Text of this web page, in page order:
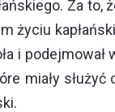
Za to,
życiu
i podejmował
miały służyć